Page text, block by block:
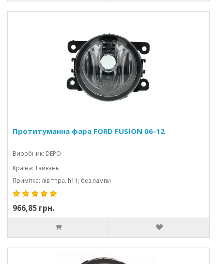
Протитуманна фара FORD FUSION 06-12
Виробник: DEPO
Країна: Тайвань
Примітка: лів.=пра. h11; без лампи
966,85 грн.